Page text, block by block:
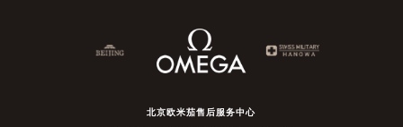
北京欧米茄售后服务中心